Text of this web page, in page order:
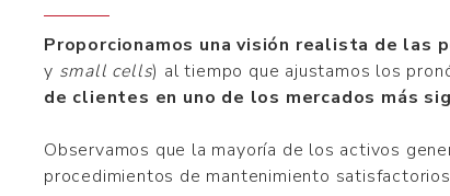
Proporcionamos una visión realista de las
y small cells) al tiempo que ajustamos los
de clientes en uno de los mercados más
Observamos que la mayoría de los activos
procedimientos de mantenimiento